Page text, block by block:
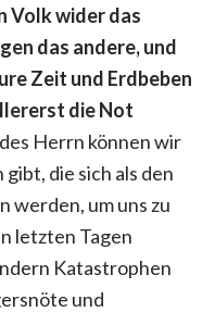
Volk wider das
das andere, und
Zeit und Erdbeben
die Not
Herrn können wir
die sich als den
werden, um uns zu
letzten Tagen
Katastrophen
und